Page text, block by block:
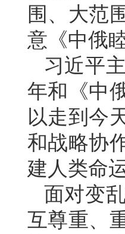
围、大范
意《中俄
习近平
年和《中
以走到今
和战略协
建人类命
面对变
互尊重、